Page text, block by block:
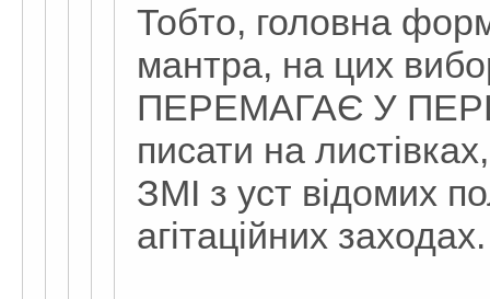
Тобто, головна
мантра, на цих
ПЕРЕМАГАЄ У
писати на
ЗМІ з уст відомих
агітаційних заходах.